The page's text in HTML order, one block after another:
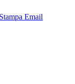
Stampa Email